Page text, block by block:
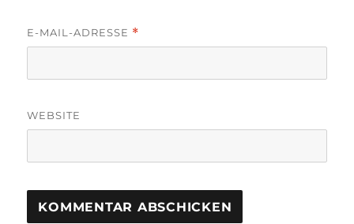
E-MAIL-ADRESSE *
WEBSITE